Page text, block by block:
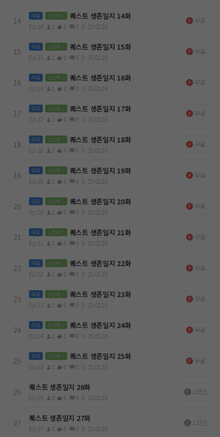
14
무료 노벨패스 퀘스트 생존일지 14화
Ep.14 1 0 0 0 25.02.26
무료
15
무료 노벨패스 퀘스트 생존일지 15화
Ep.15 1 0 0 0 25.02.26
무료
16
무료 노벨패스 퀘스트 생존일지 16화
Ep.16 1 0 0 0 25.02.26
무료
17
무료 노벨패스 퀘스트 생존일지 17화
Ep.17 1 0 0 0 25.02.26
무료
18
무료 노벨패스 퀘스트 생존일지 18화
Ep.18 1 0 0 0 25.02.26
무료
19
무료 노벨패스 퀘스트 생존일지 19화
Ep.19 1 0 0 0 25.02.26
무료
20
무료 노벨패스 퀘스트 생존일지 20화
Ep.20 1 0 0 0 25.02.26
무료
21
무료 노벨패스 퀘스트 생존일지 21화
Ep.21 1 0 0 0 25.02.26
무료
22
무료 노벨패스 퀘스트 생존일지 22화
Ep.22 1 0 0 0 25.02.26
무료
23
무료 노벨패스 퀘스트 생존일지 23화
Ep.23 1 0 0 0 25.02.26
무료
24
무료 노벨패스 퀘스트 생존일지 24화
Ep.24 1 0 0 0 25.02.26
무료
25
무료 노벨패스 퀘스트 생존일지 25화
Ep.25 1 0 0 0 25.02.26
무료
26 퀘스트 생존일지 26화
Ep.26 0 0 0 0 25.02.26
1코인
27 퀘스트 생존일지 27화
Ep.27 0 0 0 0 25.02.26
1코인